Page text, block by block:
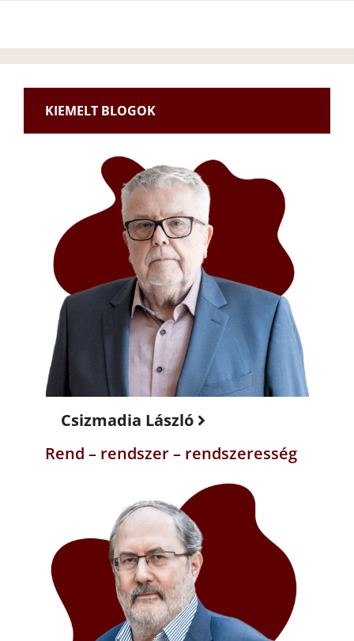
KIEMELT BLOGOK
Csizmadia László
Rend – rendszer – rendszeresség